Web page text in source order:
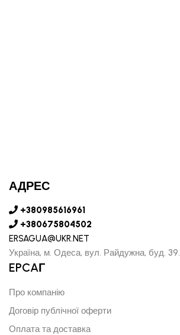
АДРЕС
+380985616961
+380675804502
ERSAGUA@UKR.NET
Україна, м. Одеса, вул. Райдужна, буд. 39.
EPCAГ
Про компанію
Договір публічної оферти
Оплата та доставка